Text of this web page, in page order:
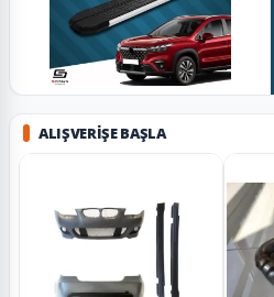
ALIŞVERIŞE BAŞLA